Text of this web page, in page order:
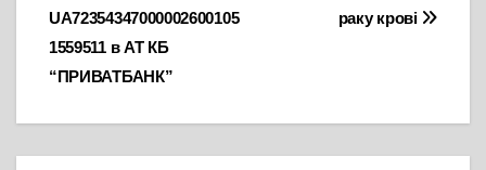
раку крові
UA72354347000002600105
1559511 в АТ КБ
“ПРИВАТБАНК”